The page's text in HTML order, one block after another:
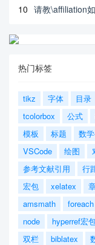
10 请教\affiliation
热门标签
tikz 字体 目录
tcolorbox
公式
模板
标题 数
VSCode
绘图
参考文献引用
行
宏包
xelatex
amsmath
foreach
node
hyperref宏
双栏
biblatex